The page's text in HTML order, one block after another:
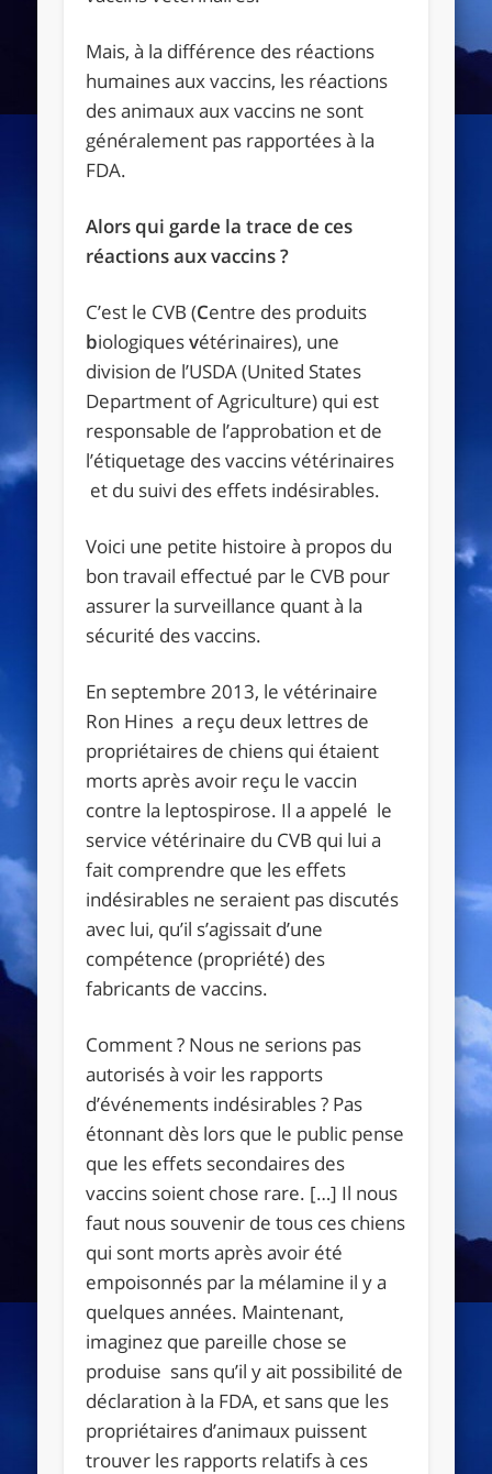
Mais, à la différence des réactions
humaines aux vaccins, les réactions
des animaux aux vaccins ne sont
généralement pas rapportées à la
FDA.
Alors qui garde la trace de ces
réactions aux vaccins ?
C’est le CVB (Centre des produits
biologiquesvétérinaires), une
division de l’USDA (United States
Department of Agriculture) qui est
responsable de l’approbation et de
l’étiquetage des vaccins vétérinaires
et du suivi des effets indésirables.
Voici une petite histoire à propos du
bon travail effectué par le CVB pour
assurer la surveillance quant à la
sécurité des vaccins.
En septembre 2013, le vétérinaire
Ron Hines a reçu deux lettres de
propriétaires de chiens qui étaient
morts après avoir reçu le vaccin
contre la leptospirose. Il a appelé le
service vétérinaire du CVB qui lui a
fait comprendre que les effets
indésirables ne seraient pas discutés
avec lui, qu’il s’agissait d’une
compétence (propriété) des
fabricants de vaccins.
Comment ? Nous ne serions pas
autorisés à voir les rapports
d’événements indésirables ? Pas
étonnant dès lors que le public pense
que les effets secondaires des
vaccins soient chose rare. […] Il nous
faut nous souvenir de tous ces chiens
qui sont morts après avoir été
empoisonnés par la mélamine il y a
quelques années. Maintenant,
imaginez que pareille chose se
produise sans qu’il y ait possibilité de
déclaration à la FDA, et sans que les
propriétaires d’animaux puissent
trouver les rapports relatifs à ces